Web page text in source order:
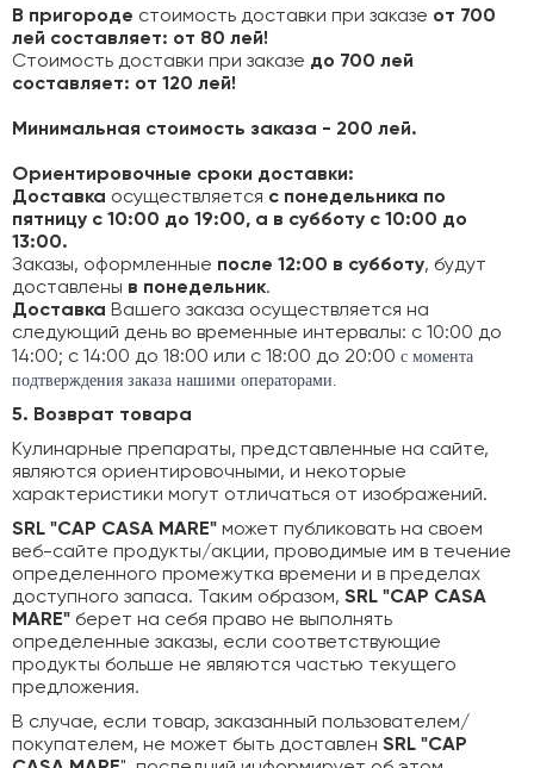
В пригороде стоимость доставки при заказе от 700
лей составляет: от 80 лей!
Стоимость доставки при заказе до 700 лей
составляет: от 120 лей!
Минимальная стоимость заказа - 200 лей.
Ориентировочные сроки доставки:
Доставка осуществляется с понедельника по
пятницу с 10:00 до 19:00, а в субботу с 10:00 до
13:00.
Заказы, оформленные после 12:00 в субботу, будут
доставлены в понедельник.
Доставка Вашего заказа осуществляется на
следующий день во временные интервалы: с 10:00 до
14:00; с 14:00 до 18:00 или с 18:00 до 20:00 с момента
подтверждения заказа нашими операторами.
5. Возврат товара
Кулинарные препараты, представленные на сайте,
являются ориентировочными, и некоторые
характеристики могут отличаться от изображений.
SRL "CAP CASA MARE" может публиковать на своем
веб-сайте продукты/акции, проводимые им в течение
определенного промежутка времени и в пределах
доступного запаса. Таким образом, SRL "CAP CASA
MARE" берет на себя право не выполнять
определенные заказы, если соответствующие
продукты больше не являются частью текущего
предложения.
В случае, если товар, заказанный пользователем/
покупателем, не может быть доставлен SRL "CAP